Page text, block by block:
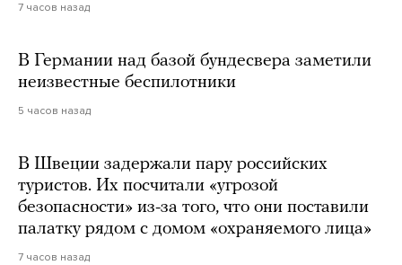
7 часов назад
В Германии над базой бундесвера заметили
неизвестные беспилотники
5 часов назад
В Швеции задержали пару российских
туристов. Их посчитали «угрозой
безопасности» из-за того, что они поставили
палатку рядом с домом «охраняемого лица»
7 часов назад